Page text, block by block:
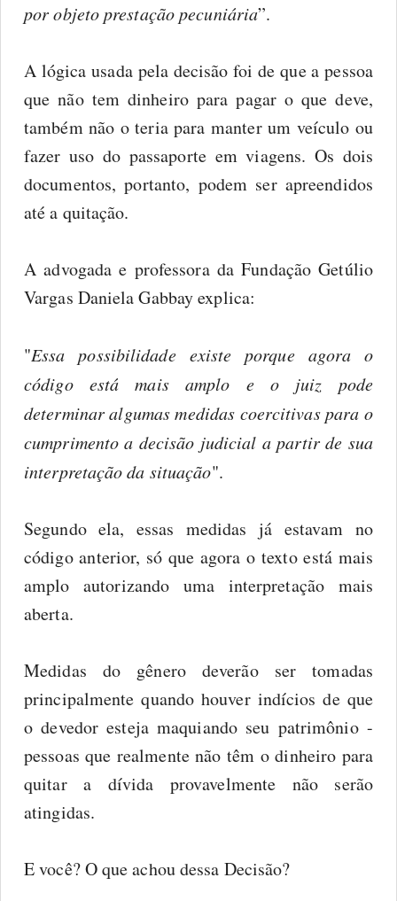
por objeto prestação pecuniária”.
A lógica usada pela decisão foi de que a pessoa
que não tem dinheiro para pagar o que deve,
também não o teria para manter um veículo ou
fazer uso do passaporte em viagens. Os dois
documentos, portanto, podem ser apreendidos
até a quitação.
A advogada e professora da Fundação Getúlio
Vargas Daniela Gabbay explica:
"Essa possibilidade existe porque agora o
código está mais amplo e o juiz pode
determinar algumas medidas coercitivas para o
cumprimento a decisão judicial a partir de sua
interpretação da situação".
Segundo ela, essas medidas já estavam no
código anterior, só que agora o texto está mais
amplo autorizando uma interpretação mais
aberta.
Medidas do gênero deverão ser tomadas
principalmente quando houver indícios de que
o devedor esteja maquiando seu patrimônio -
pessoas que realmente não têm o dinheiro para
quitar a dívida provavelmente não serão
atingidas.
E você? O que achou dessa Decisão?